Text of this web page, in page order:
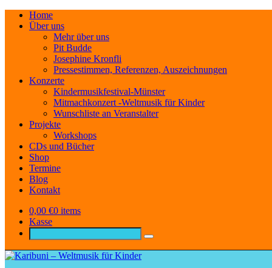
Home
Über uns
Mehr über uns
Pit Budde
Josephine Kronfli
Pressestimmen, Referenzen, Auszeichnungen
Konzerte
Kindermusikfestival-Münster
Mitmachkonzert -Weltmusik für Kinder
Wunschliste an Veranstalter
Projekte
Workshops
CDs und Bücher
Shop
Termine
Blog
Kontakt
0,00 €0 items
Kasse